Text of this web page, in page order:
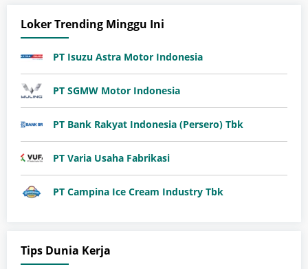
Loker Trending Minggu Ini
PT Isuzu Astra Motor Indonesia
PT SGMW Motor Indonesia
PT Bank Rakyat Indonesia (Persero) Tbk
PT Varia Usaha Fabrikasi
PT Campina Ice Cream Industry Tbk
Tips Dunia Kerja